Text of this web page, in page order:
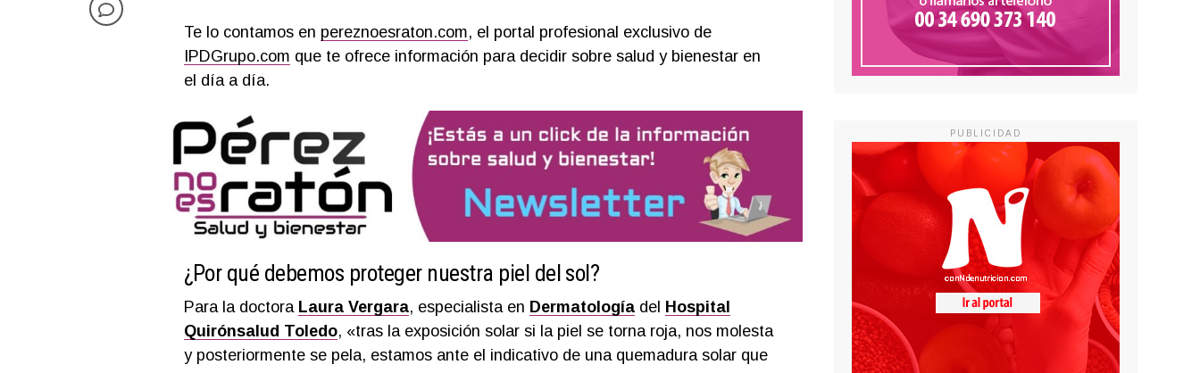
Te lo contamos en pereznoesraton.com, el portal profesional exclusivo de
IPDGrupo.com que te ofrece información para decidir sobre salud y bienestar en
el día a día.
¿Por qué debemos proteger nuestra piel del sol?
Para la doctora Laura Vergara, especialista en Dermatologíadel Hospital
Quirónsalud Toledo, «tras la exposición solar si la piel se torna roja, nos molesta
y posteriormente se pela, estamos ante el indicativo de una quemadura solar que
PUBLICIDAD